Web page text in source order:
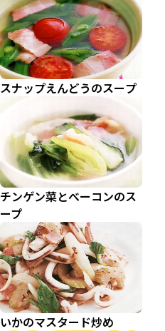
スナップえんどうのスープ
チンゲン菜とべーコンのス
ープ
いかのマスタード炒め